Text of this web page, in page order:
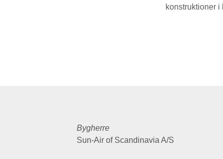
konstruktioner i
Bygherre
Sun-Air of Scandinavia A/S